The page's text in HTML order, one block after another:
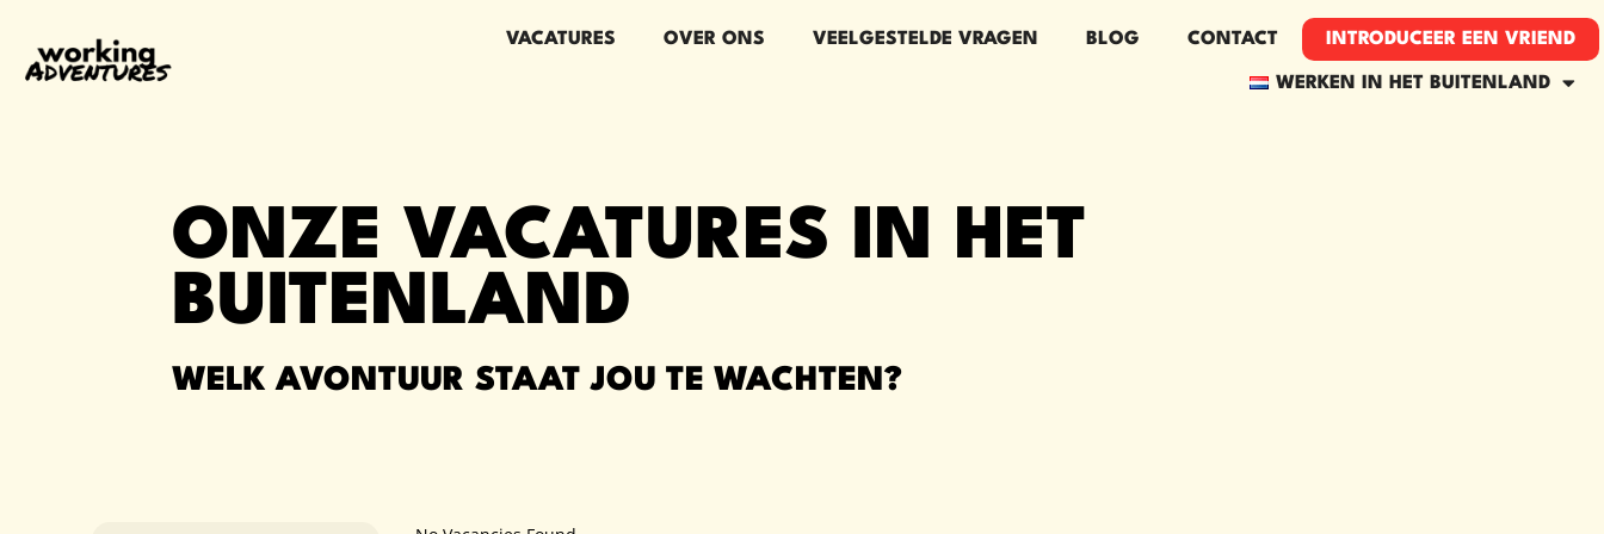
VACATURES OVER ONS VEELGESTELDE VRAGEN BLOG CONTACT INTRODUCEER EEN VRIEND​
WERKEN IN HET BUITENLAND
ONZE VACATURES IN HET
BUITENLAND
WELK AVONTUUR STAAT JOU TE WACHTEN?